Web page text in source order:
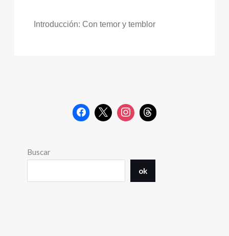
Introducción: Con temor y temblor
Buscar
ok